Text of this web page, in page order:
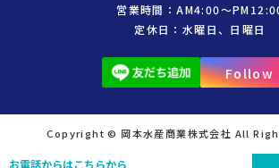
営業時間：AM4:00～
定休日：水曜日、日曜日
Follow
Copyright © 岡本水産商業株式会社 All
お電話からはこちらから